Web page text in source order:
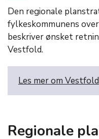
Den regionale
fylkeskommunens
beskriver ønsket
Vestfold.
Les mer om
Regionale